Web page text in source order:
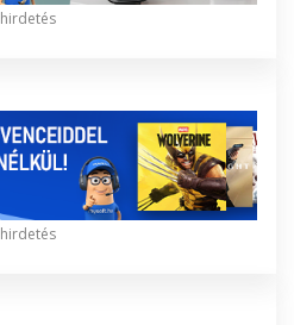
hirdetés
hirdetés